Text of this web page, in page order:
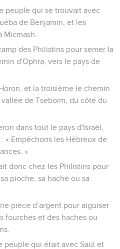
peuple qui se trouvait avec
de Benjamin, et les
Micmash.
des Philistins pour semer la
d'Ophra, vers le pays de
et la troisième le chemin
de Tseboïm, du côté du
dans tout le pays d'Israël,
« Empêchons les Hébreux de
»
donc chez les Philistins pour
pioche, sa hache ou sa
pièce d’argent pour aiguiser
fourches et des haches ou
peuple qui était avec Saül et